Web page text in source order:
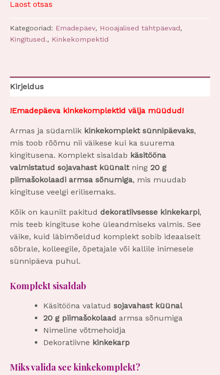
a
Laost otsas
Kategooriad: Emadepäev, Hooajalised tähtpäevad,
Kingitused., Kinkekompektid
Kirjeldus
!Emadepäeva kinkekomplektid välja müüdud!
Armas ja südamlik kinkekomplekt sünnipäevaks,
mis toob rõõmu nii väikese kui ka suurema
kingitusena. Komplekt sisaldab käsitööna
valmistatud sojavahast küünaltning 20 g
piimašokolaadi armsa sõnumiga, mis muudab
kingituse veelgi erilisemaks.
Kõik on kaunilt pakitud dekoratiivsesse kinkekarpi,
mis teeb kingituse kohe üleandmiseks valmis. See
väike, kuid läbimõeldud komplekt sobib ideaalselt
sõbrale, kolleegile, õpetajale või kallile inimesele
sünnipäeva puhul.
Komplekt sisaldab
Käsitööna valatud sojavahast küünal
20 g piimašokolaad armsa sõnumiga
Nimeline võtmehoidja
Dekoratiivne kinkekarp
Miks valida see kinkekomplekt?